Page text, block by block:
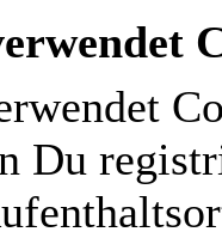
Du